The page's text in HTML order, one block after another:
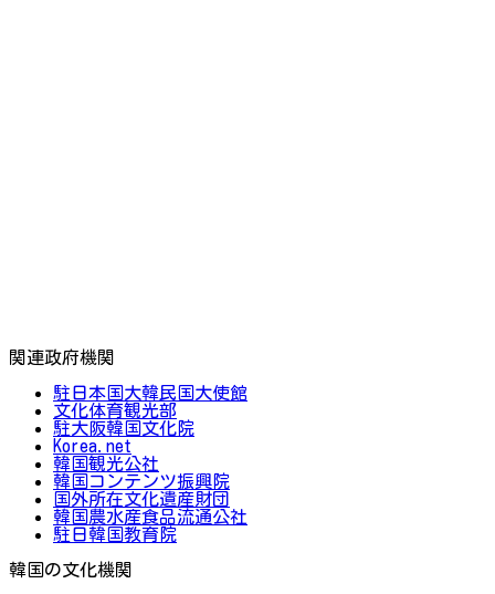
関連政府機関
駐日本国大韓民国大使館
文化体育観光部
駐大阪韓国文化院
Korea.net
韓国観光公社
韓国コンテンツ振興院
国外所在文化遺産財団
韓国農水産食品流通公社
駐日韓国教育院
韓国の文化機関